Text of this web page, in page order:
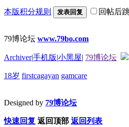
本版积分规则 发表回复 回帖后
79博论坛 www.79bo.com
Archiver|手机版|小黑屋| 79博论坛
18岁 firstcagayan gamcare
Designed by 79博论坛
快速回复 返回顶部 返回列表